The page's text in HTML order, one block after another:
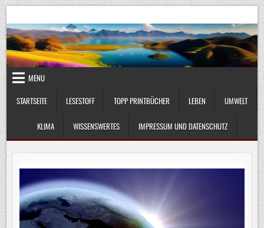
Skip
to
content
UmweltKlima.com
MENU
STARTSEITE
LESESTOFF TOPP PRINTBÜCHER LEBEN UMWELT
KLIMA WISSENSWERTES IMPRESSUM UND DATENSCHUTZ